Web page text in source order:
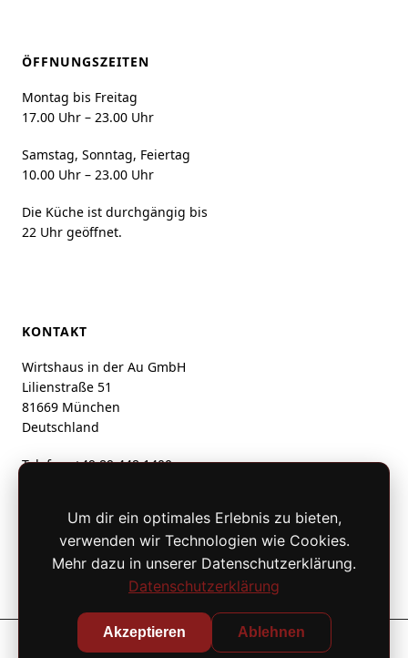
ÖFFNUNGSZEITEN
Montag bis Freitag
17.00 Uhr – 23.00 Uhr
Samstag, Sonntag, Feiertag
10.00 Uhr – 23.00 Uhr
Die Küche ist durchgängig bis
22 Uhr geöffnet.
KONTAKT
Wirtshaus in der Au GmbH
Lilienstraße 51
81669 München
Deutschland
Telefon:+49 89 448 1400
Um dir ein optimales Erlebnis zu bieten,
verwenden wir Technologien wie Cookies.
Mehr dazu in unserer Datenschutzerklärung.
Datenschutzerklärung
Akzeptieren Ablehnen